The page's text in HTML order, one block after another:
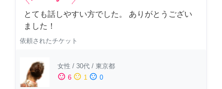
とても話しやすい方でした。 ありがとうござい
ました！
依頼されたチケット
女性 / 30代 / 東京都
sentiment_satisfied 6 sentiment_neutral 1 sentiment_dissatisfied 0